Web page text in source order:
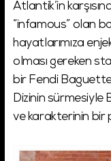
Atlantik’in
“infamous” olan
hayatlarımıza
olması gereken
bir Fendi
Dizinin sürmesiyle
ve karakterinin bir